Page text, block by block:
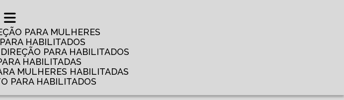
PARA MULHERES
PARA HABILITADOS
DIREÇÃO PARA HABILITADOS
HABILITADAS
MULHERES HABILITADAS
PARA HABILITADOS